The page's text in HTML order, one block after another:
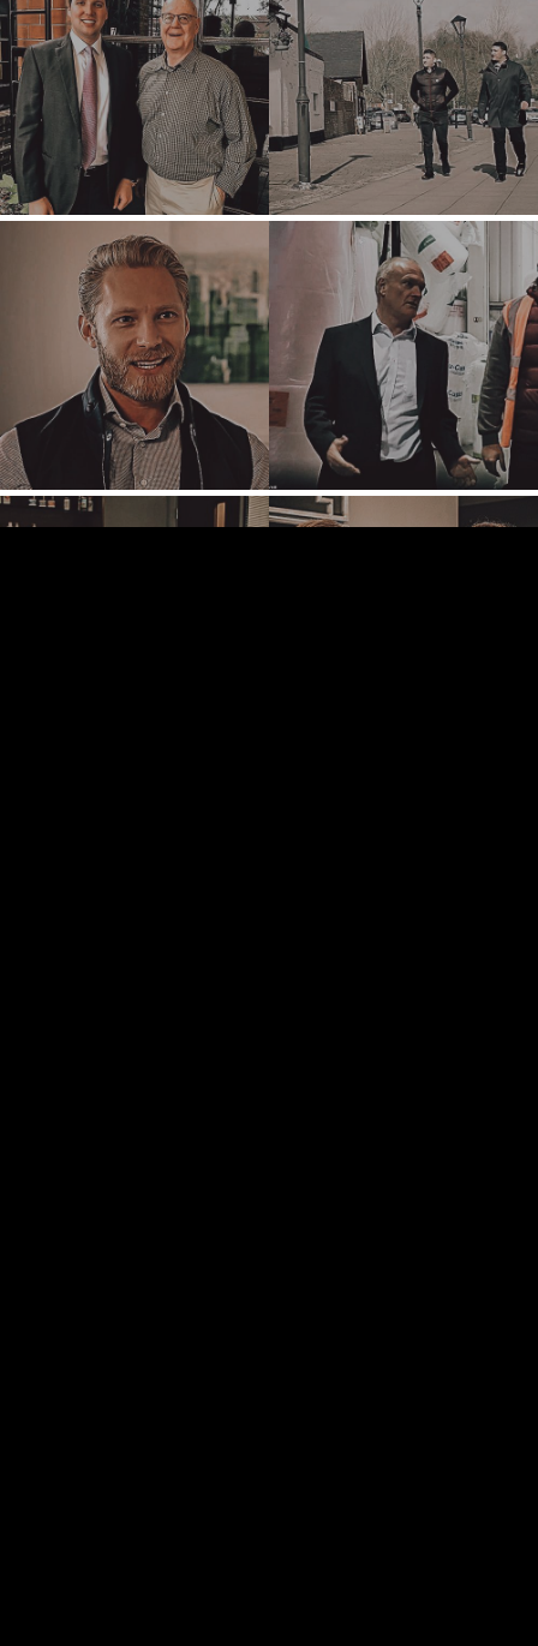
DENVER
DÜSSELDORF
JOHANNESBURG
LOS ANGELES
MANCHESTER
NASHVILLE
OXFORD
STELLENBOSCH
STOCKHOLM
TAMPA
TERMS
PRIVACY POLICY
© 2026 BENCHMARK INTERNATIONAL |
DESIGNED IN-
HOUSE BY BENCHMARK, POWERED BY LANTEC